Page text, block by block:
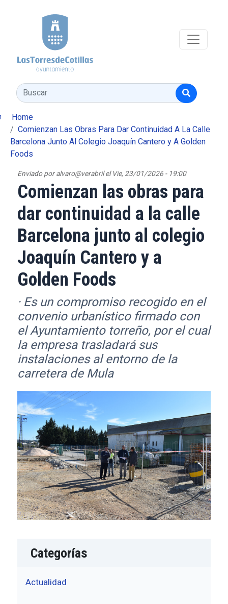
Buscar
Home
Comienzan Las Obras Para Dar Continuidad A La Calle
Barcelona Junto Al Colegio Joaquín Cantero y A Golden
Foods
Enviado poralvaro@verabril elVie, 23/01/2026 - 19:00
Comienzan las obras para
dar continuidad a la calle
Barcelona junto al colegio
Joaquín Cantero y a
Golden Foods
· Es un compromiso recogido en el
convenio urbanístico firmado con
el Ayuntamiento torreño, por el cual
la empresa trasladará sus
instalaciones al entorno de la
carretera de Mula
Categorías
Actualidad